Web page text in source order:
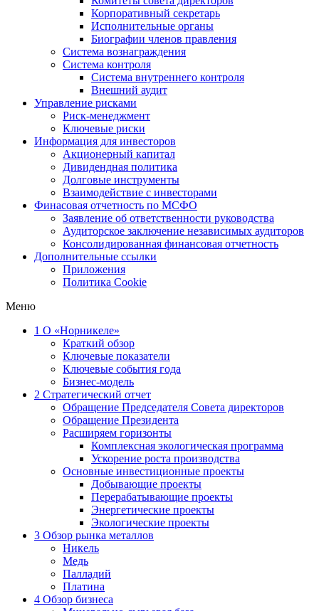
Корпоративный секретарь
Исполнительные органы
Биографии членов правления
Система вознаграждения
Система контроля
Система внутреннего контроля
Внешний аудит
Управление рисками
Риск-менеджмент
Ключевые риски
Информация для инвесторов
Акционерный капитал
Дивидендная политика
Долговые инструменты
Взаимодействие с инвеcторами
Финасовая отчетность по МСФО
Заявление об ответственности руководства
Аудиторское заключение независимых аудиторов
Консолидированная финансовая отчетность
Дополнительные ссылки
Приложения
Политика Cookie
Меню
1 О «Норникеле»
Краткий обзор
Ключевые показатели
Ключевые события года
Бизнес-модель
2 Стратегический отчет
Обращение Председателя Совета директоров
Обращение Президента
Расширяем горизонты
Комплексная экологическая программа
Ускорение роста производства
Основные инвестиционные проекты
Добывающие проекты
Перерабатывающие проекты
Энергетические проекты
Экологические проекты
3 Обзор рынка металлов
Никель
Медь
Палладий
Платина
4 Обзор бизнеса